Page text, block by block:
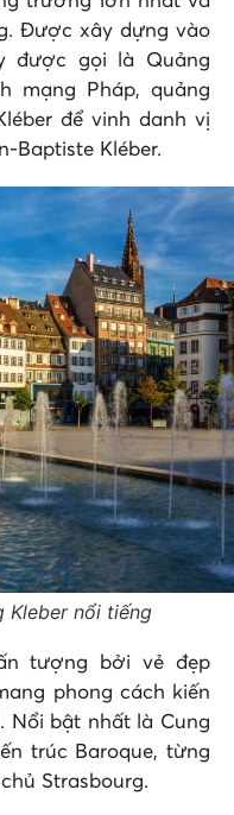
Được xây dựng vào
được gọi là Quảng
mạng Pháp, quảng
để vinh danh vị
Baptiste Kléber.
Kleber nổi tiếng
tượng bởi vẻ đẹp
phong cách kiến
Nổi bật nhất là Cung
trúc Baroque, từng
Strasbourg.